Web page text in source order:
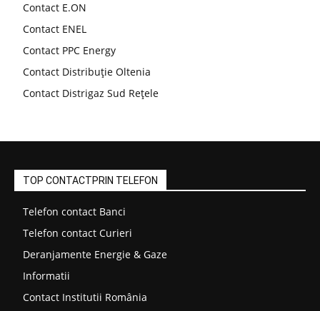
Contact E.ON
Contact ENEL
Contact PPC Energy
Contact Distribuție Oltenia
Contact Distrigaz Sud Rețele
TOP CONTACTPRIN TELEFON
Telefon contact Banci
Telefon contact Curieri
Deranjamente Energie & Gaze
Informatii
Contact Institutii România